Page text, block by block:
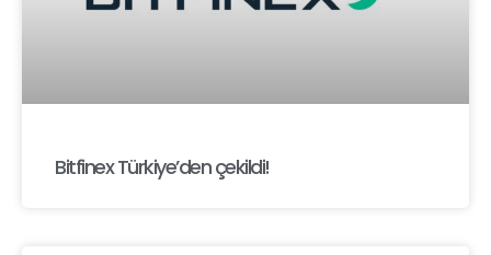
Bitfinex Türkiye’den çekildi!